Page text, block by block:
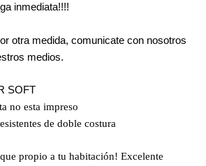
inmediata!!!!
otra medida, comunicate con nosotros
medios.
SOFT
no esta impreso
de doble costura
propio a tu habitación! Excelente